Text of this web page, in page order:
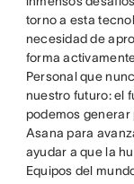
torno a esta
necesidad de
forma
Personal que
nuestro futuro: el
podemos
Asana para
ayudar a que la
Equipos del